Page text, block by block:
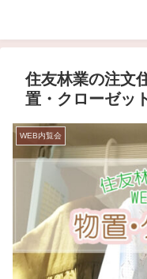
住友林業の注
置・クローゼッ
WEB内覧会